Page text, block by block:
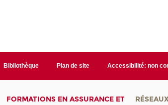
Bibliothèque Plan de site Accessibilité: non
FORMATIONS EN ASSURANCE ET